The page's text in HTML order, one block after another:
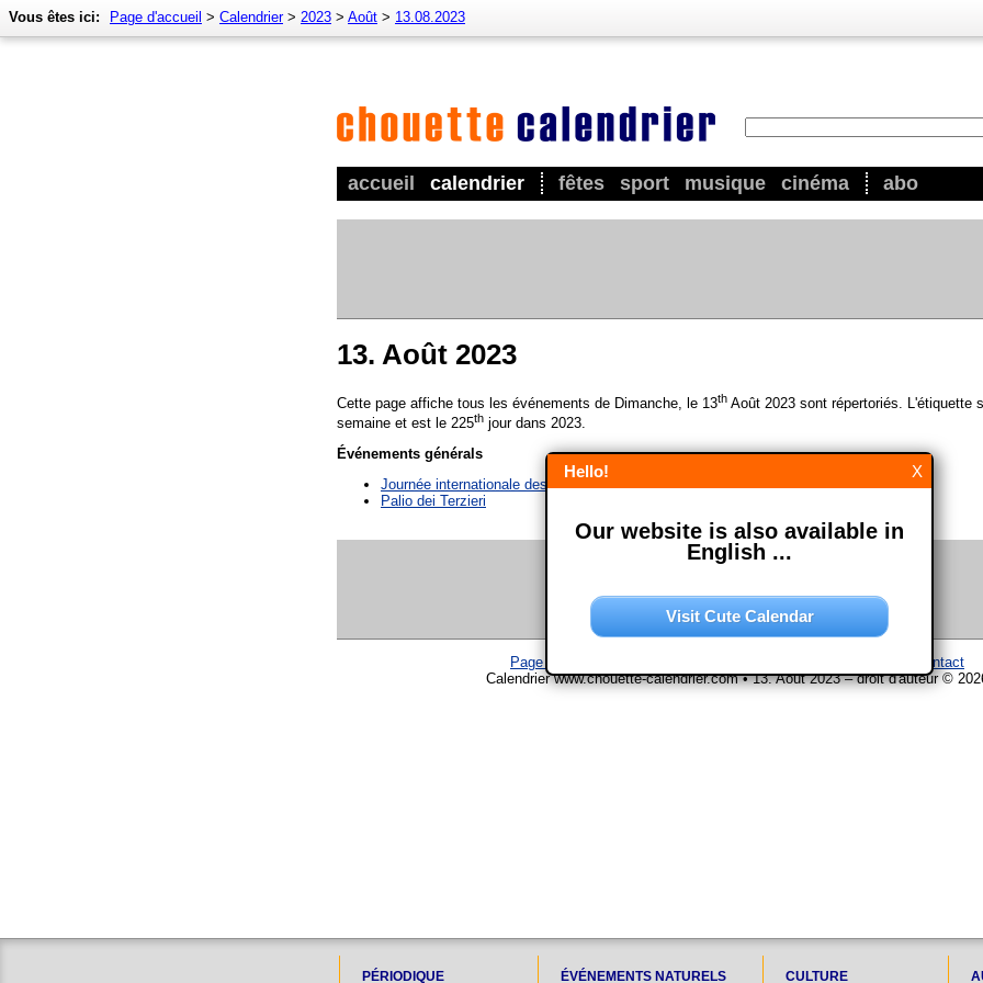
accueil calendrier fêtes sport musique cinéma abo
Vous êtes ici: Page d'accueil > Calendrier> 2023 > Août > 13.08.2023
13. Août 2023
Cette page affiche tous les événements de Dimanche, le 13th Août 2023 sont répertoriés. L'étiquette
semaine et est le 225th jour dans 2023.
Événements générals
Journée internationale des gauchers
Palio dei Terzieri
Page d'accueil
Contact
Calendrier www.chouette-calendrier.com • 13. Août 2023 – droit d'auteur ©
PÉRIODIQUE ÉVÉNEMENTS NATURELS CULTURE
X
Hello!
Our website is also available in
English ...
Visit Cute Calendar